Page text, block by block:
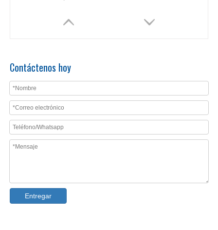
Contáctenos hoy
Entregar